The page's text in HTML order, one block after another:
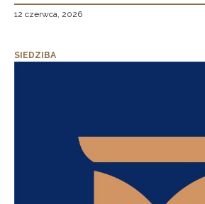
12 czerwca, 2026
SIEDZIBA